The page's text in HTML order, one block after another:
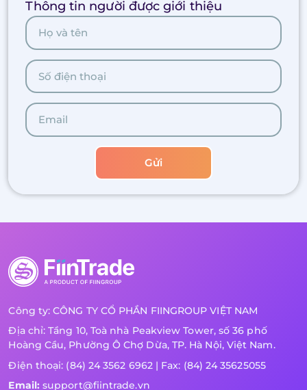
Thông tin người được giới thiệu
Gửi
Công ty: CÔNG TY CỔ PHẦN FIINGROUP VIỆT NAM
Địa chỉ: Tầng 10, Toà nhà Peakview Tower, số 36 phố
Hoàng Cầu, Phường Ô Chợ Dừa, TP. Hà Nội, Việt Nam.
Điện thoại: (84) 24 3562 6962 | Fax: (84) 24 35625055
Email: support@fiintrade.vn